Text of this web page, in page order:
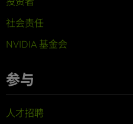
社会责任
NVIDIA 基金会
参与
人才招聘